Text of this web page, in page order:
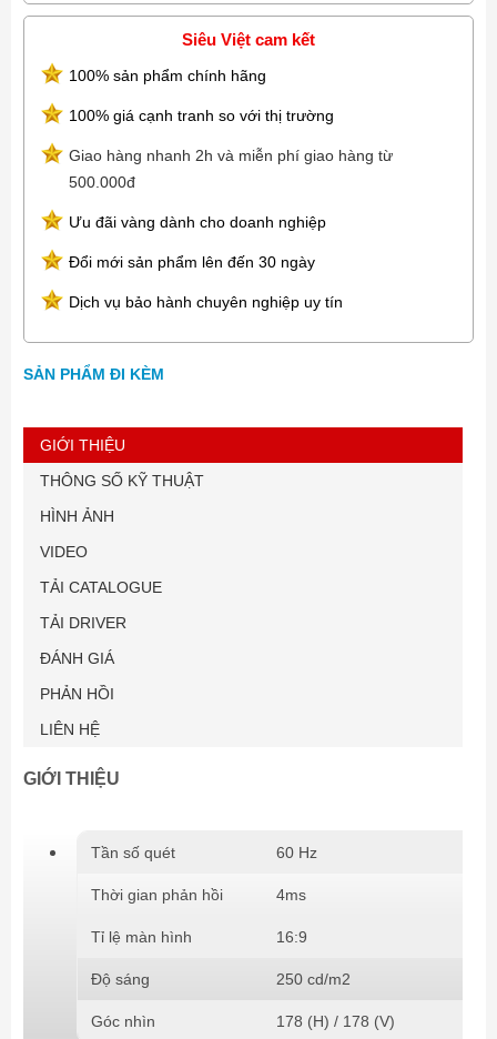
Siêu Việt cam kết
100% sản phẩm chính hãng
100% giá cạnh tranh so với thị trường
Giao hàng nhanh 2h và miễn phí giao hàng từ
500.000đ
Ưu đãi vàng dành cho doanh nghiệp
Đổi mới sản phẩm lên đến 30 ngày
Dịch vụ bảo hành chuyên nghiệp uy tín
SẢN PHẨM ĐI KÈM
GIỚI THIỆU
THÔNG SỐ KỸ THUẬT
HÌNH ẢNH
VIDEO
TẢI CATALOGUE
TẢI DRIVER
ĐÁNH GIÁ
PHẢN HỒI
LIÊN HỆ
GIỚI THIỆU
Tần số quét 60 Hz
Thời gian phản hồi 4ms
Tỉ lệ màn hình 16:9
Độ sáng 250 cd/m2
Góc nhìn 178 (H) / 178 (V)